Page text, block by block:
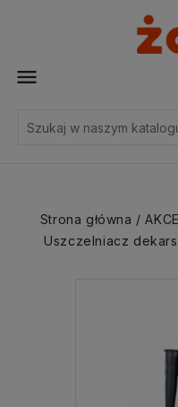

Strona główna
Uszczelniacz